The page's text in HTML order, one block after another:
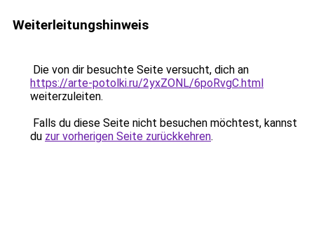
Weiterleitungshinweis
Die von dir besuchte Seite versucht, dich an
https://arte-potolki.ru/2yxZONL/6poRvgC.html
weiterzuleiten.
Falls du diese Seite nicht besuchen möchtest, kannst
du zur vorherigen Seite zurückkehren.